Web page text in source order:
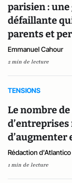
parisien :
défaillante
parents et
Emmanuel Cahour
2 min de lecture
TENSIONS
Le nombre
d’entreprises
d’augmenter
Rédaction d'Atlantico
1 min de lecture